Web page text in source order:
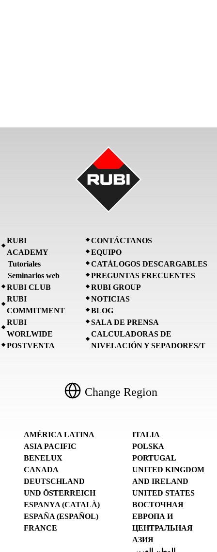
RUBI
ACADEMY
Tutoriales
Seminarios web
RUBI CLUB
RUBI
COMMITMENT
RUBI
WORLWIDE
POSTVENTA
CONTÁCTANOS
EQUIPO
CATÁLOGOS DESCARGABLES
PREGUNTAS FRECUENTES
RUBI GROUP
NOTICIAS
BLOG
SALA DE PRENSA
CALCULADORAS DE
NIVELACIÓN Y SEPADORES/T
Change Region
AMÉRICA LATINA
ASIA PACIFIC
BENELUX
CANADA
DEUTSCHLAND
UND ÖSTERREICH
ESPANYA (CATALÀ)
ESPAÑA (ESPAÑOL)
FRANCE
ITALIA
POLSKA
PORTUGAL
UNITED KINGDOM
AND IRELAND
UNITED STATES
ВОСТОЧНАЯ
ЕВРОПА И
ЦЕНТРАЛЬНАЯ
АЗИЯ